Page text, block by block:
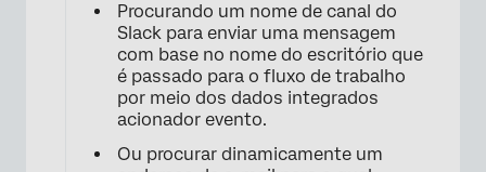
Procurando um nome de canal do
Slack para enviar uma mensagem
com base no nome do escritório que
é passado para o fluxo de trabalho
por meio dos dados integrados
acionador evento.
Ou procurar dinamicamente um